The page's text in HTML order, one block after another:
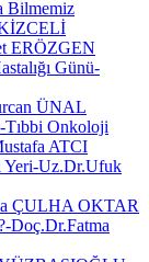
Bilmemiz
ERÖZGEN
Günü-
ÜNAL
Tıbbi Onkoloji
ATCI
Yeri-Uz.Dr.Ufuk
ÇULHA OKTAR
Doç.Dr.Fatma